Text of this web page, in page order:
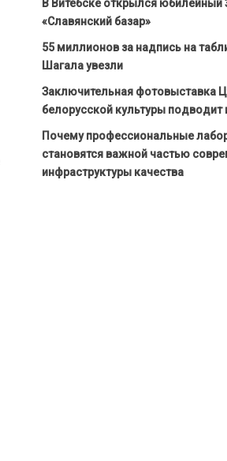
В Витебске открылся юбилейный
«Славянский базар»
55 миллионов за надпись на
Шагала увезли
Заключительная фотовыставка
белорусской культуры подводит
Почему профессиональные
становятся важной частью
инфраструктуры качества